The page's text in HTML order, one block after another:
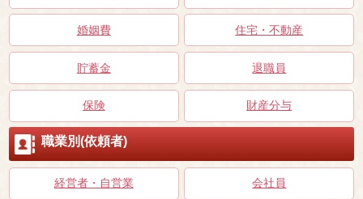
婚姻費 住宅・不動産
貯蓄金 退職員
保険 財産分与
職業別(依頼者)
経営者・自営業 会社員